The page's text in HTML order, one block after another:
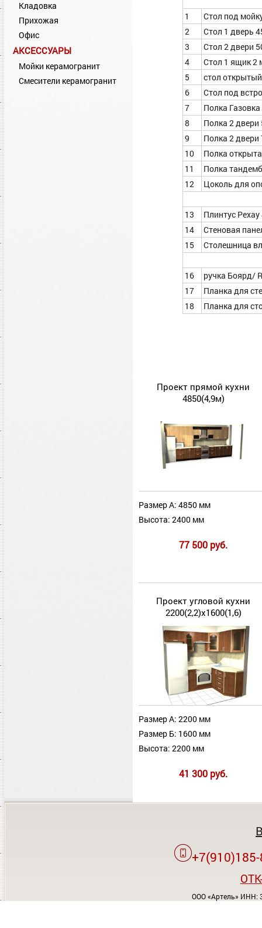
Кладовка
Прихожая
Офис
АКСЕССУАРЫ
Мойки керамогранит
Смесители керамогранит
1
Стол под
2
Стол 1 дверь
3
Стол 2 двери
4
Стол 1 ящик 2
5
стол
6
Стол под
7
Полка
8
Полка 2
9
Полка 2
10
Полка
11
Полка
12
Цоколь для
13
Плинтус
14
Стеновая
15
Столешница
16
ручка Боярд/
17
Планка для
18
Планка для
Проект прямой кухни
4850(4,9м)
Размер А: 4850 мм
Высота: 2400 мм
77 500 руб.
Проект угловой кухни
2200(2,2)х1600(1,6)
Размер А: 2200 мм
Размер Б: 1600 мм
Высота: 2200 мм
41 300 руб.
ООО «Артель» ИНН: